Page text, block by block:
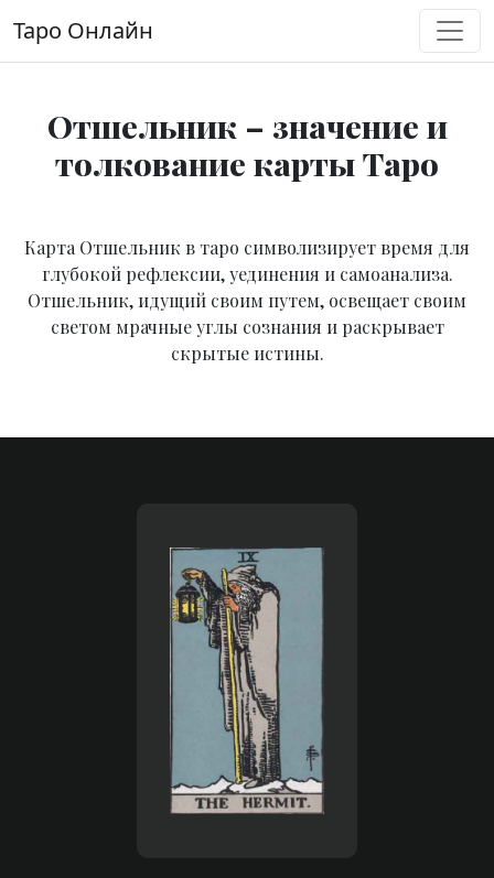
Основная навигация
Таро Онлайн
Отшельник – значение и
толкование карты Таро
Карта Отшельник в таро символизирует время для
глубокой рефлексии, уединения и самоанализа.
Отшельник, идущий своим путем, освещает своим
светом мрачные углы сознания и раскрывает
скрытые истины.